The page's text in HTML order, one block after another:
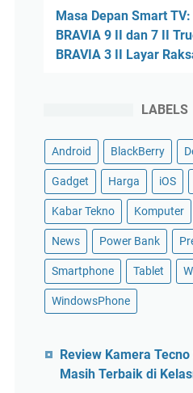
Masa Depan Smart
BRAVIA 9 II dan 7 II
BRAVIA 3 II Layar
LABELS
Android BlackBerry
Gadget Harga iOS
Kabar Tekno Komputer
News Power Bank
Smartphone Tablet
WindowsPhone
Review Kamera
Masih Terbaik di